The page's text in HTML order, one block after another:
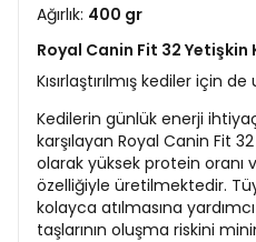
Ağırlık: 400 gr
Royal Canin Fit 32
Kısırlaştırılmış kediler için
Kedilerin günlük enerji
karşılayan Royal Canin Fit
olarak yüksek protein oranı
özelliğiyle üretilmektedir.
kolayca atılmasına
taşlarının oluşma riskini